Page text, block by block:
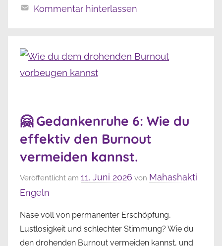
Kommentar hinterlassen
🤗 Gedankenruhe 6: Wie du
effektiv den Burnout
vermeiden kannst.
Veröffentlicht am 11. Juni 2026 von Mahashakti
Engeln
Nase voll von permanenter Erschöpfung,
Lustlosigkeit und schlechter Stimmung? Wie du
den drohenden Burnout vermeiden kannst, und